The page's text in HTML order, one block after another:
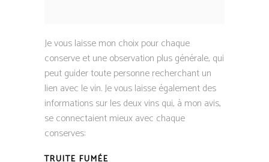
Je vous laisse mon choix pour chaque
conserve et une observation plus générale, qui
peut guider toute personne recherchant un
lien avec le vin. Je vous laisse également des
informations sur les deux vins qui, à mon avis,
se connectaient mieux avec chaque
conserves: